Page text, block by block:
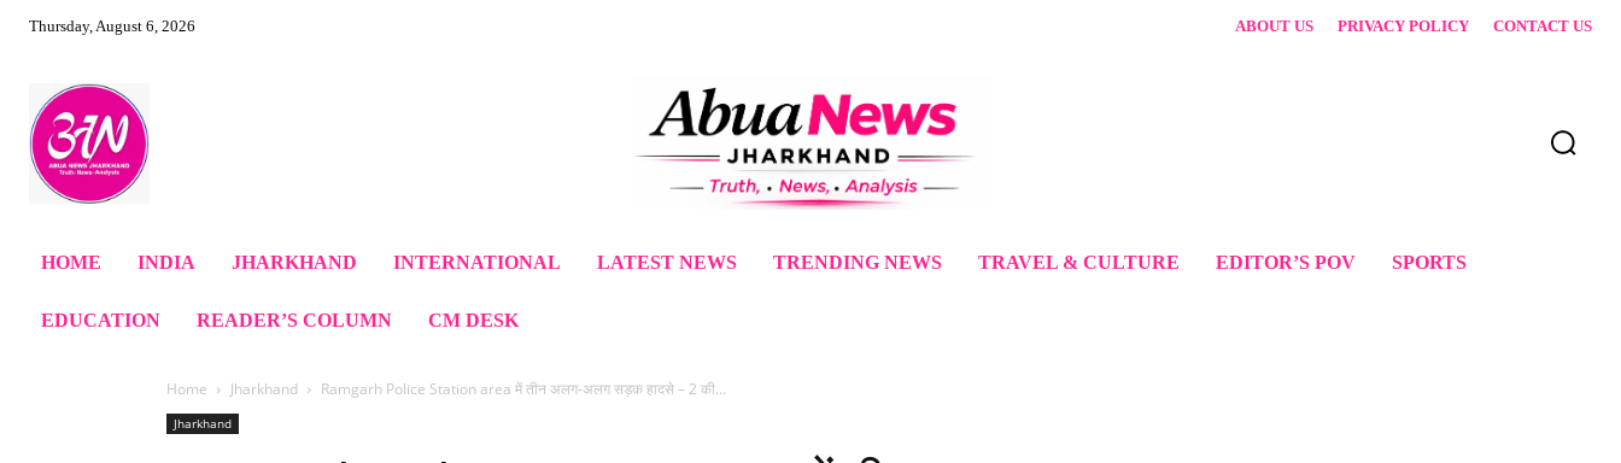
Thursday, August 6, 2026 ABOUT US PRIVACY POLICY CONTACT US
HOME INDIA JHARKHAND INTERNATIONAL LATEST NEWS TRENDING NEWS TRAVEL & CULTURE EDITOR’S POV SPORTS
EDUCATION READER’S COLUMN CM DESK
Home Jharkhand Ramgarh Police Station area में तीन अलग-अलग सड़क हादसे – 2 की...
Jharkhand